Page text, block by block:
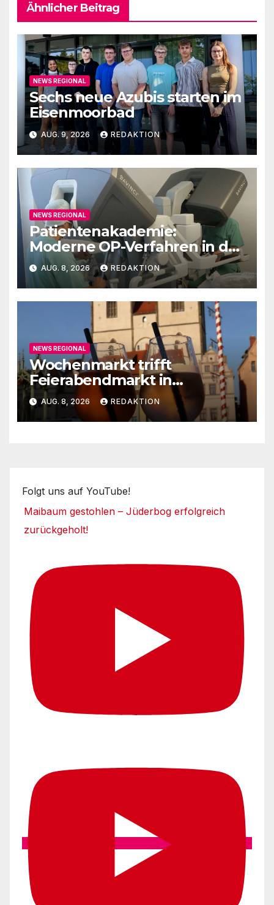
Ähnlicher Beitrag
NEWS REGIONAL
Sechs neue Azubis starten im
Eisenmoorbad
AUG. 9, 2026 REDAKTION
NEWS REGIONAL
Patientenakademie:
Moderne OP-Verfahren in der
Urologie
AUG. 8, 2026 REDAKTION
NEWS REGIONAL
Wochenmarkt trifft
Feierabendmarkt in
Lutherstadt Wittenberg
AUG. 8, 2026 REDAKTION
Folgt uns auf YouTube!
Maibaum gestohlen – Jüderbog erfolgreich
zurückgeholt!